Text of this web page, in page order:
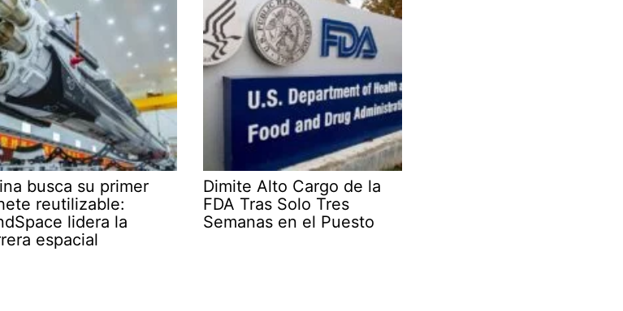
busca su primer
reutilizable:
lidera la
espacial
Dimite Alto Cargo de la
FDA Tras Solo Tres
Semanas en el Puesto